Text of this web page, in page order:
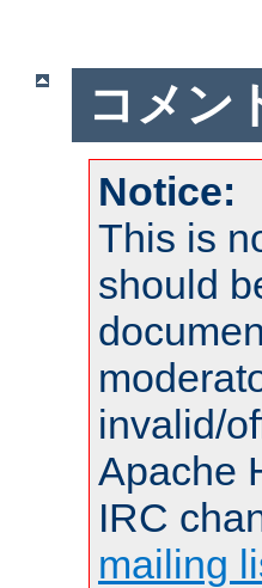
コメン
Notice:
This is
should
invalid/
Apache
IRC
mailing